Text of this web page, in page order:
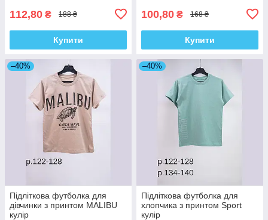
112,80 ₴ 188 ₴
Купити
100,80 ₴ 168 ₴
Купити
–40%
Підліткова футболка для
дівчинки з принтом MALIBU
кулір
–40%
Підліткова футболка для
хлопчика з принтом Sport
кулір